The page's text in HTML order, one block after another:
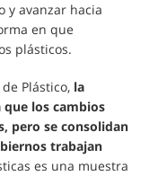
y avanzar hacia
en que
plásticos.
Plástico, la
los cambios
pero se consolidan
trabajan
es una muestra